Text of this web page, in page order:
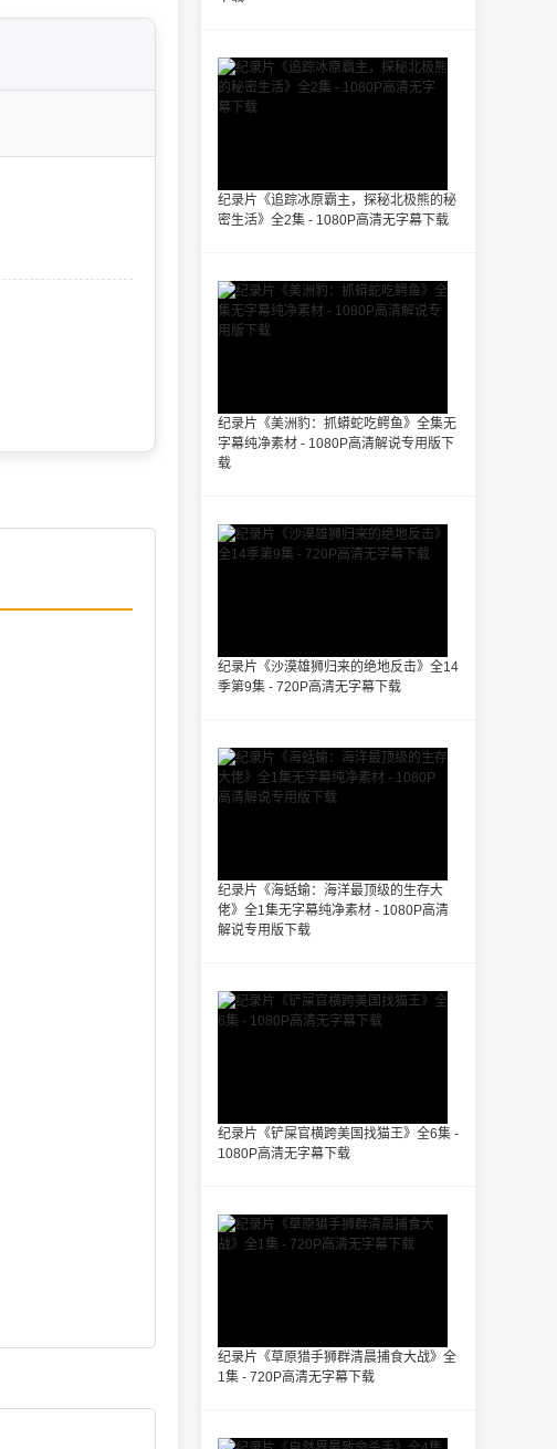
纪录片《追踪冰原霸主，探秘北极熊的秘
密生活》全2集 - 1080P高清无字幕下载
纪录片《美洲豹：抓蟒蛇吃鳄鱼》全集无
字幕纯净素材 - 1080P高清解说专用版下
载
纪录片《沙漠雄狮归来的绝地反击》全14
季第9集 - 720P高清无字幕下载
纪录片《海蛞蝓：海洋最顶级的生存大
佬》全1集无字幕纯净素材 - 1080P高清
解说专用版下载
纪录片《铲屎官横跨美国找猫王》全6集 -
1080P高清无字幕下载
纪录片《草原猎手狮群清晨捕食大战》全
1集 - 720P高清无字幕下载